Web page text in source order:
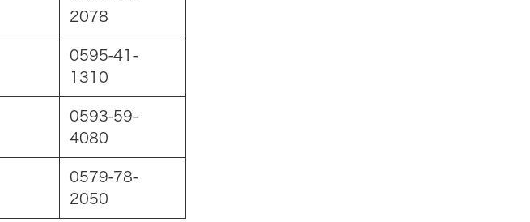
2078
0595-41-
1310
0593-59-
4080
0579-78-
2050